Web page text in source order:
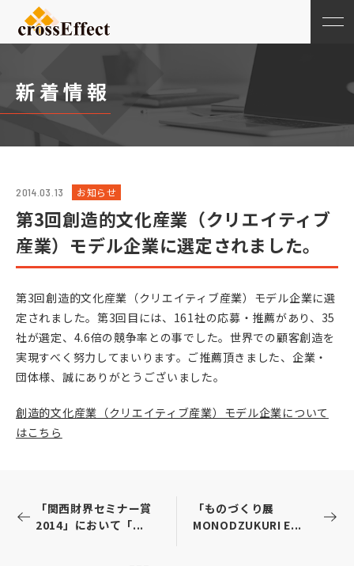
新着情報
2014.03.13 お知らせ
第3回創造的文化産業（クリエイティブ
産業）モデル企業に選定されました。
第3回創造的文化産業（クリエイティブ産業）モデル企業に選
定されました。第3回目には、161社の応募・推薦があり、35
社が選定、4.6倍の競争率との事でした。世界での顧客創造を
実現すべく努力してまいります。ご推薦頂きました、企業・
団体様、誠にありがとうございました。
創造的文化産業（クリエイティブ産業）モデル企業について
はこちら
「関西財界セミナー賞
2014」において「...
「ものづくり展
MONODZUKURI E...